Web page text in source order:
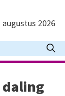
augustus 2026
daling